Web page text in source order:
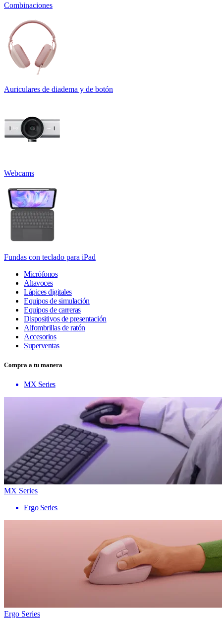
Combinaciones
Auriculares de diadema y de botón
Webcams
Fundas con teclado para iPad
Micrófonos
Altavoces
Lápices digitales
Equipos de simulación
Equipos de carreras
Dispositivos de presentación
Alfombrillas de ratón
Accesorios
Superventas
Compra a tu manera
MX Series
MX Series
Ergo Series
Ergo Series